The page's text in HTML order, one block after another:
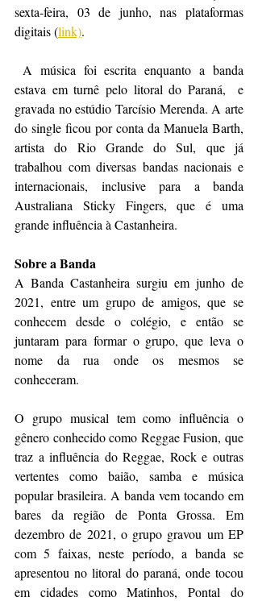
sexta-feira, 03 de junho, nas plataformas
digitais (link).
estava em turnê pelo litoral do Paraná,  e
gravada no estúdio Tarcísio Merenda. A arte
do single ficou por conta da Manuela Barth,
artista do Rio Grande do Sul, que já
trabalhou com diversas bandas nacionais e
internacionais, inclusive para a banda
Australiana Sticky Fingers, que é uma
grande influência à Castanheira.
Sobre a Banda
A Banda Castanheira surgiu em junho de
2021, entre um grupo de amigos, que se
conhecem desde o colégio, e então se
juntaram para formar o grupo, que leva o
nome da rua onde os mesmos se
conheceram.
O grupo musical tem como influência o
gênero conhecido como Reggae Fusion, que
traz a influência do Reggae, Rock e outras
vertentes como baião, samba e música
popular brasileira. A banda vem tocando em
bares da região de Ponta Grossa. Em
dezembro de 2021, o grupo gravou um EP
com 5 faixas, neste período, a banda se
apresentou no litoral do paraná, onde tocou
em cidades como Matinhos, Pontal do